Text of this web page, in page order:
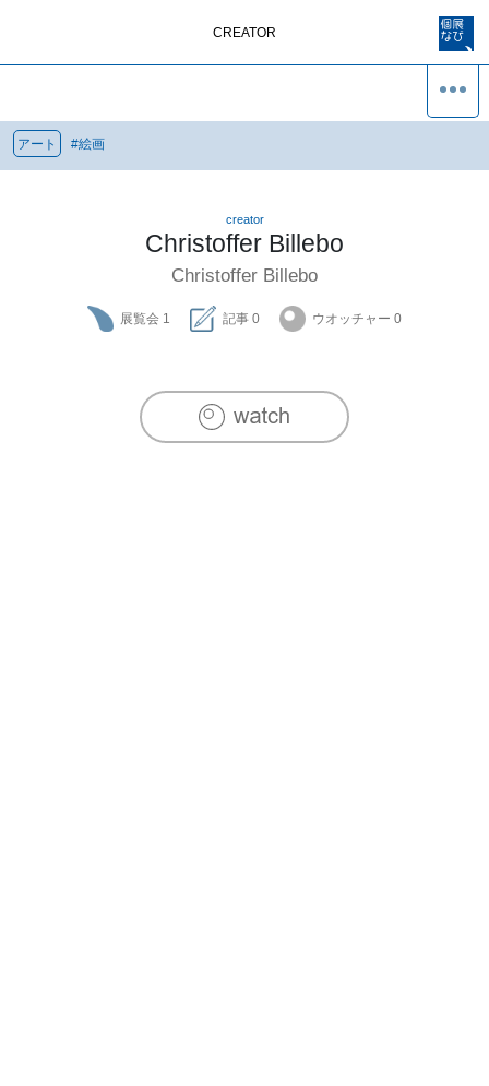
CREATOR
アート #絵画
creator
Christoffer Billebo
Christoffer Billebo
展覧会 1 記事 0 ウオッチャー 0